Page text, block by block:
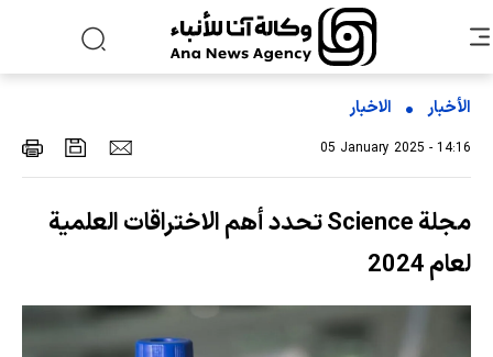
الأخبار الاخبار
05 January 2025 - 14:16
مجلة Science تحدد أهم الاختراقات العلمية
لعام 2024